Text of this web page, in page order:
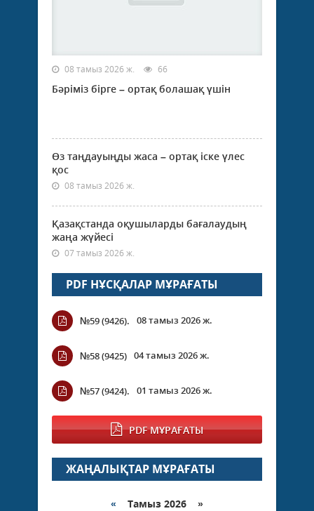
08 тамыз 2026 ж. 66
Бәріміз бірге – ортақ болашақ үшін
Өз таңдауыңды жаса – ортақ іске үлес
қос
08 тамыз 2026 ж.
Қазақстанда оқушыларды бағалаудың
жаңа жүйесі
07 тамыз 2026 ж.
PDF НҰСҚАЛАР МҰРАҒАТЫ
№59 (9426). 08 тамыз 2026 ж.
№58 (9425) 04 тамыз 2026 ж.
№57 (9424). 01 тамыз 2026 ж.
PDF МҰРАҒАТЫ
ЖАҢАЛЫҚТАР МҰРАҒАТЫ
« Тамыз 2026 »